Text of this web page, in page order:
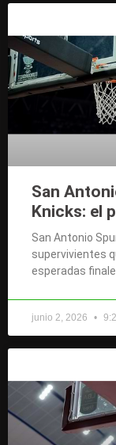
San
Knicks: el
San Antonio
supervivientes
esperadas
junio 2, 2026